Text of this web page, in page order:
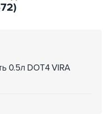
0.5л DOT4 VIRA